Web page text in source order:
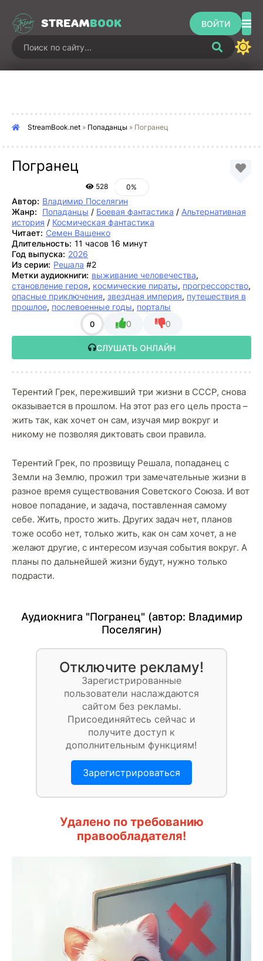
STREAMBOOK ВОЙТИ
StreamBook.net » Попаданцы » Погранец
Погранец
528 0%
Автор: Владимир Поселягин
Жанр:
Попаданцы / Боевая фантастика / Альтернативная
история / Космическая фантастика
Читает: Семен Ващенко
Длительность: 11 часов 16 минут
Год выпуска: 2026
Из серии: Решала #2
Метки аудиокниги: выживание человечества,
становление героя, космические пираты, прогрессорство,
опасные приключения, звездная империя, путешествия в
прошлое, послевоенные годы, порталы
0 0 0
СЛУШАТЬ ОНЛАЙН
Терентий Грек, переживший три жизни в СССР, снова
оказывается в прошлом. На этот раз его цель проста –
жить так, как хочет он сам, изучая мир вокруг и
никому не позволяя диктовать свои правила.
Терентий Грек, по прозвищу Решала, попаданец с
Земли на Землю, прожил три замечательные жизни в
разное время существования Советского Союза. И вот
новое попадание, и задача, поставленная самому
себе. Жить, просто жить. Других задач нет, планов
тоже особо нет, только жить, как он сам хочет, а не
желают другие, с интересом изучая события вокруг. А
планы по дальнейшей жизни будут, нужно только
подрасти.
Аудиокнига "Погранец" (автор: Владимир
Поселягин)
Отключите рекламу!
Зарегистрированные
пользователи наслаждаются
сайтом без рекламы.
Присоединяйтесь сейчас и
получите доступ к
дополнительным функциям!
Зарегистрироваться
Удалено по требованию
правообладателя!